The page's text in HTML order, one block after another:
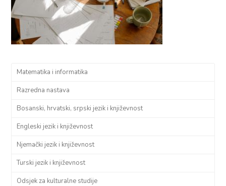
Matematika i informatika
Razredna nastava
Bosanski, hrvatski, srpski jezik i književnost
Engleski jezik i književnost
Njemački jezik i književnost
Turski jezik i književnost
Odsjek za kulturalne studije